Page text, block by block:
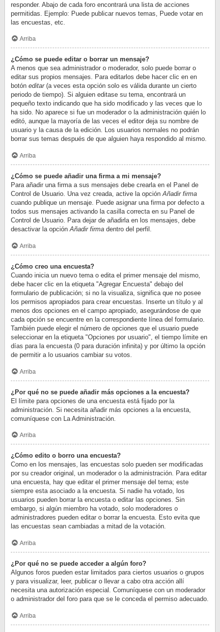
responder. Abajo de cada foro encontrará una lista de acciones
permitidas. Ejemplo: Puede publicar nuevos temas, Puede votar en
las encuestas, etc.
Arriba
¿Cómo se puede editar o borrar un mensaje?
A menos que sea administrador o moderador, solo puede borrar o
editar sus propios mensajes. Para editarlos debe hacer clic en en
botón editar(a veces esta opción solo es válida durante un cierto
periodo de tiempo). Si alguien editase su tema, encontrará un
pequeño texto indicando que ha sido modificado y las veces que lo
ha sido. No aparece si fue un moderador o la administración quién lo
editó, aunque la mayoría de las veces el editor deja su nombre de
usuario y la causa de la edición. Los usuarios normales no podrán
borrar sus temas después de que alguien haya respondido al mismo.
Arriba
¿Cómo se puede añadir una firma a mi mensaje?
Para añadir una firma a sus mensajes debe crearla en el Panel de
Control de Usuario. Una vez creada, active la opciónAñadir firma
cuando publique un mensaje. Puede asignar una firma por defecto a
todos sus mensajes activando la casilla correcta en su Panel de
Control de Usuario. Para dejar de añadirla en los mensajes, debe
desactivar la opciónAñadir firma dentro del perfil.
Arriba
¿Cómo creo una encuesta?
Cuando inicia un nuevo tema o edita el primer mensaje del mismo,
debe hacer clic en la etiqueta "Agregar Encuesta" debajo del
formulario de publicación; si no la visualiza, significa que no posee
los permisos apropiados para crear encuestas. Inserte un título y al
menos dos opciones en el campo apropiado, asegurándose de que
cada opción se encuentre en la correspondiente línea del formulario.
También puede elegir el número de opciones que el usuario puede
seleccionar en la etiqueta "Opciones por usuario", el tiempo límite en
días para la encuesta (0 para duración infinita) y por último la opción
de permitir a lo usuarios cambiar su votos.
Arriba
¿Por qué no se puede añadir más opciones a la encuesta?
El límite para opciones de una encuesta está fijado por la
administración. Si necesita añadir más opciones a la encuesta,
comuníquese con La Administración.
Arriba
¿Cómo edito o borro una encuesta?
Como en los mensajes, las encuestas solo pueden ser modificadas
por su creador original, un moderador o la administración. Para editar
una encuesta, hay que editar el primer mensaje del tema; este
siempre esta asociado a la encuesta. Si nadie ha votado, los
usuarios pueden borrar la encuesta o editar las opciones. Sin
embargo, si algún miembro ha votado, solo moderadores o
administradores pueden editar o borrar la encuesta. Esto evita que
las encuestas sean cambiadas a mitad de la votación.
Arriba
¿Por qué no se puede acceder a algún foro?
Algunos foros pueden estar limitados para ciertos usuarios o grupos
y para visualizar, leer, publicar o llevar a cabo otra acción allí
necesita una autorización especial. Comuníquese con un moderador
o administrador del foro para que se le conceda el permiso adecuado.
Arriba